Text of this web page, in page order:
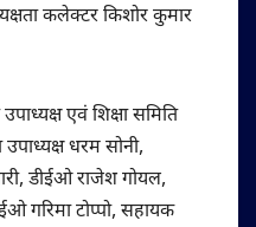
कलेक्टर किशोर कुमार
एवं शिक्षा समिति
धरम सोनी,
डीईओ राजेश गोयल,
गरिमा टोप्पो, सहायक